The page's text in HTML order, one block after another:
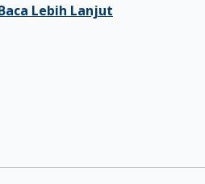
si kecil atas sebagai hal